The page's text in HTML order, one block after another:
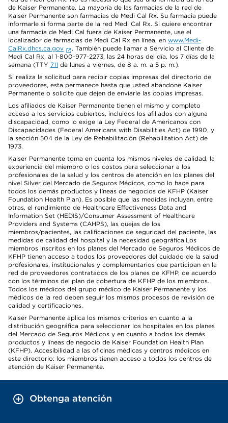
de Kaiser Permanente. La mayoría de las farmacias de la red de
Kaiser Permanente son farmacias de Medi Cal Rx. Su farmacia puede
informarle si forma parte de la red Medi Cal Rx. Si quiere encontrar
una farmacia de Medi Cal fuera de Kaiser Permanente, use el
localizador de farmacias de Medi Cal Rx en línea, en www.Medi-
CalRx.dhcs.ca.gov
. También puede llamar a Servicio al Cliente de
Medi Cal Rx, al 1-800-977-2273, las 24 horas del día, los 7 días de la
semana (TTY 711 de lunes a viernes, de 8 a. m. a 5 p. m.).
Si realiza la solicitud para recibir copias impresas del directorio de
proveedores, esta permanece hasta que usted abandone Kaiser
Permanente o solicite que dejen de enviarle las copias impresas.
Los afiliados de Kaiser Permanente tienen el mismo y completo
acceso a los servicios cubiertos, incluidos los afiliados con alguna
discapacidad, como lo exige la Ley Federal de Americanos con
Discapacidades (Federal Americans with Disabilities Act) de 1990, y
la sección 504 de la Ley de Rehabilitación (Rehabilitation Act) de
1973.
Kaiser Permanente toma en cuenta los mismos niveles de calidad, la
experiencia del miembro o los costos para seleccionar a los
profesionales de la salud y los centros de atención en los planes del
nivel Silver del Mercado de Seguros Médicos, como lo hace para
todos los demás productos y líneas de negocios de KFHP (Kaiser
Foundation Health Plan). Es posible que las medidas incluyan, entre
otras, el rendimiento de Healthcare Effectiveness Data and
Information Set (HEDIS)/Consumer Assessment of Healthcare
Providers and Systems (CAHPS), las quejas de los
miembros/pacientes, las calificaciones de seguridad del paciente, las
medidas de calidad del hospital y la necesidad geográfica.Los
miembros inscritos en los planes del Mercado de Seguros Médicos de
KFHP tienen acceso a todos los proveedores del cuidado de la salud
profesionales, institucionales y complementarios que participan en la
red de proveedores contratados de los planes de KFHP, de acuerdo
con los términos del plan de cobertura de KFHP de los miembros.
Todos los médicos del grupo médico de Kaiser Permanente y los
médicos de la red deben seguir los mismos procesos de revisión de
calidad y certificaciones.
Kaiser Permanente aplica los mismos criterios en cuanto a la
distribución geográfica para seleccionar los hospitales en los planes
del Mercado de Seguros Médicos y en cuanto a todos los demás
productos y líneas de negocio de Kaiser Foundation Health Plan
(KFHP). Accesibilidad a las oficinas médicas y centros médicos en
este directorio: los miembros tienen acceso a todos los centros de
atención de Kaiser Permanente.
Obtenga atención